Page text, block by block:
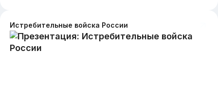
Истребительные войска России